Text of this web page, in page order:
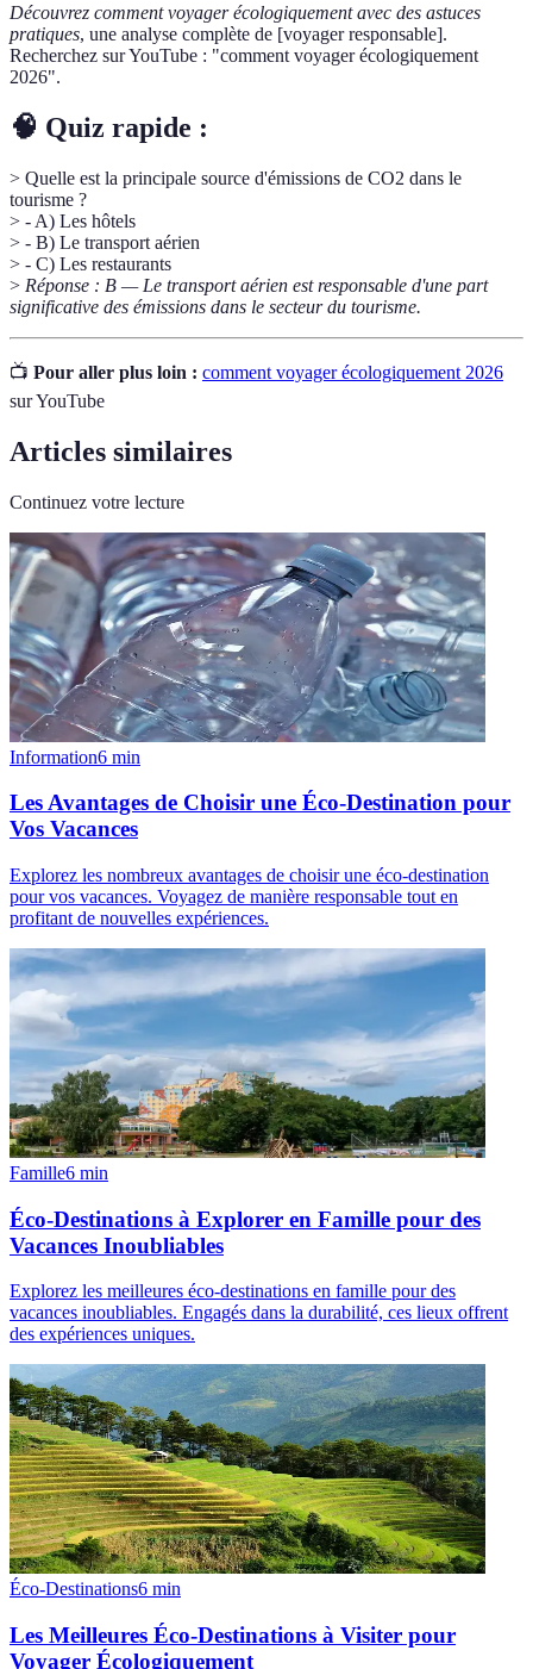
Découvrez comment voyager écologiquement avec des astuces
pratiques, une analyse complète de [voyager responsable].
Recherchez sur YouTube : "comment voyager écologiquement
2026".
🧠 Quiz rapide :
> Quelle est la principale source d'émissions de CO2 dans le
tourisme ?
> - A) Les hôtels
> - B) Le transport aérien
> - C) Les restaurants
> Réponse : B — Le transport aérien est responsable d'une part
significative des émissions dans le secteur du tourisme.
📺 Pour aller plus loin : comment voyager écologiquement 2026
sur YouTube
Articles similaires
Continuez votre lecture
Information6 min
Les Avantages de Choisir une Éco-Destination pour
Vos Vacances
Explorez les nombreux avantages de choisir une éco-destination
pour vos vacances. Voyagez de manière responsable tout en
profitant de nouvelles expériences.
Famille6 min
Éco-Destinations à Explorer en Famille pour des
Vacances Inoubliables
Explorez les meilleures éco-destinations en famille pour des
vacances inoubliables. Engagés dans la durabilité, ces lieux offrent
des expériences uniques.
Éco-Destinations6 min
Les Meilleures Éco-Destinations à Visiter pour
Voyager Écologiquement